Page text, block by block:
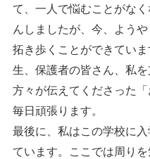
て、一人で悩むことがな
んしましたが、今、よう
拓き歩くことができてい
生、保護者の皆さん、私
方々が伝えてくださった「
毎日頑張ります。
最後に、私はこの学校に
ています。ここでは周り